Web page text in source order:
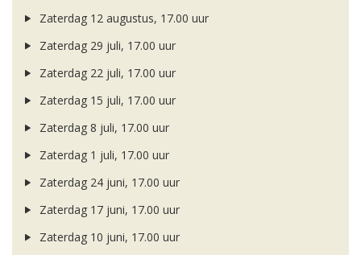
Zaterdag 12 augustus, 17.00 uur
Zaterdag 29 juli, 17.00 uur
Zaterdag 22 juli, 17.00 uur
Zaterdag 15 juli, 17.00 uur
Zaterdag 8 juli, 17.00 uur
Zaterdag 1 juli, 17.00 uur
Zaterdag 24 juni, 17.00 uur
Zaterdag 17 juni, 17.00 uur
Zaterdag 10 juni, 17.00 uur